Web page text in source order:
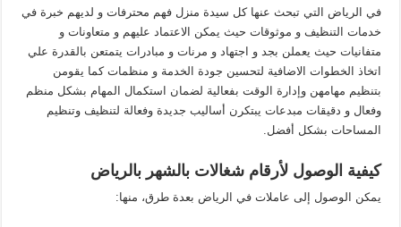
في الرياض التي تبحث عنها كل سيدة منزل فهم محترفات و لديهم خبرة في
خدمات التنظيف و موثوقات حيث يمكن الاعتماد عليهم و متعاونات و
متفانيات حيث يعملن بجد و اجتهاد و مرنات و مبادرات يتمتعن بالقدرة علي
اتخاذ الخطوات الاضافية لتحسين جودة الخدمة و منظمات كما يقومن
بتنظيم مهامهن وإدارة الوقت بفعالية لضمان استكمال المهام بشكل منظم
وفعال و دقيقات مبدعات يبتكرن أساليب جديدة وفعالة لتنظيف وتنظيم
المساحات بشكل أفضل.
كيفية الوصول لأرقام شغالات بالشهر بالرياض
يمكن الوصول إلى عاملات في الرياض بعدة طرق، منها: